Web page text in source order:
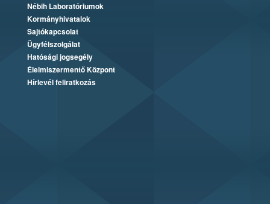
Nébih Laboratóriumok
Kormányhivatalok
Sajtókapcsolat
Ügyfélszolgálat
Hatósági jogsegély
Élelmiszermentő Központ
Hírlevél feliratkozás